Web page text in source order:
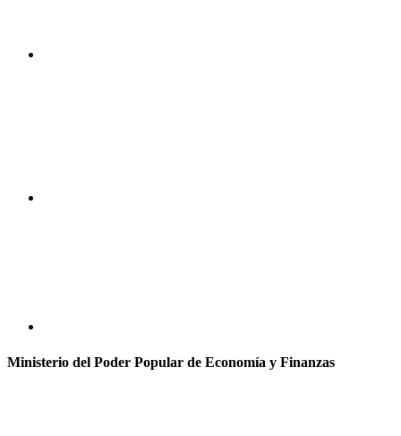
Ministerio del Poder Popular de Economía y Finanzas